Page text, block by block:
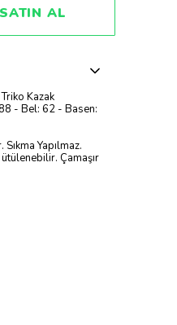
AL
Kazak
- Bel: 62 - Basen:
Yapılmaz.
Çamaşır